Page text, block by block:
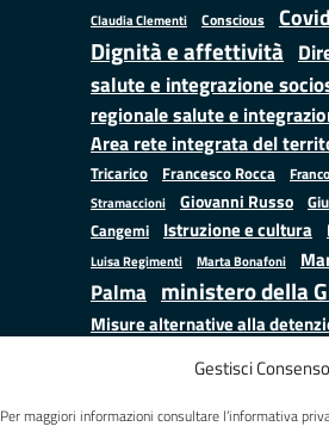
Gestisci
Per maggiori informazioni consultare l’informativa
Claudia Clementi Conscious
Dignità e affettività
salute e integrazione
regionale salute e
Area rete integrata del
Tricarico
Francesco Rocca
Stramaccioni
Giovanni Russo
Cangemi
Istruzione e cultura
Luisa Regimenti Marta Bonafoni
Palma ministero della
Misure alternative alla
Samuele Ciambriello
Mattarella Situazione in